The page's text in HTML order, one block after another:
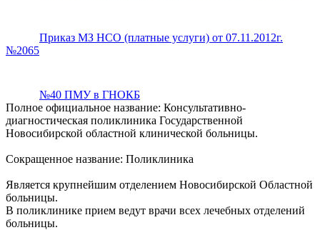
Приказ МЗ НСО (платные услуги) от 07.11.2012г.
№2065
№40 ПМУ в ГНОКБ
Полное официальное название: Консультативно-
диагностическая поликлиника Государственной
Новосибирской областной клинической больницы.
Сокращенное название: Поликлиника
Является крупнейшим отделением Новосибирской Областной
больницы.
В поликлинике прием ведут врачи всех лечебных отделений
больницы.